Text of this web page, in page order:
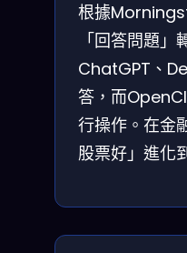
根據
「回答問題
ChatGPT、
答，而
行操作。在金
股票好」進化